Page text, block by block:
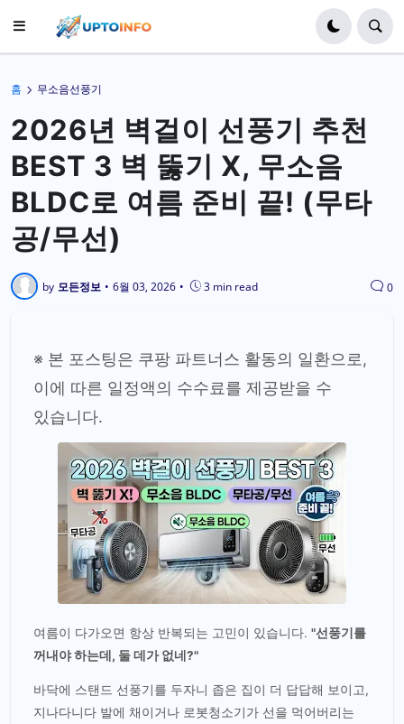
홈 무소음선풍기
2026년 벽걸이 선풍기 추천
BEST 3 벽 뚫기 X, 무소음
BLDC로 여름 준비 끝! (무타
공/무선)
by 모든정보 • 6월 03, 2026 • 3 min read 0
※ 본 포스팅은 쿠팡 파트너스 활동의 일환으로,
이에 따른 일정액의 수수료를 제공받을 수
있습니다.
여름이 다가오면 항상 반복되는 고민이 있습니다. "선풍기를
꺼내야 하는데, 둘 데가 없네?"
바닥에 스탠드 선풍기를 두자니 좁은 집이 더 답답해 보이고,
지나다니다 발에 채이거나 로봇청소기가 선을 먹어버리는